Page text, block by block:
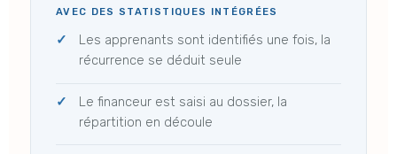
AVEC DES STATISTIQUES INTÉGRÉES
Les apprenants sont identifiés une fois, la
récurrence se déduit seule
Le financeur est saisi au dossier, la
répartition en découle